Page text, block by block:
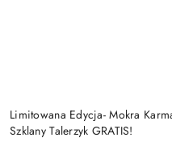
Limitowana Edycja- Mokra
Szklany Talerzyk GRATIS!